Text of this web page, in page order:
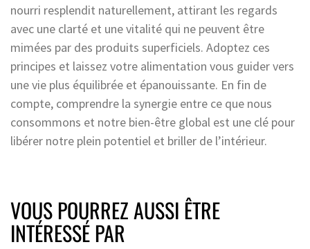
nourri resplendit naturellement, attirant les regards
avec une clarté et une vitalité qui ne peuvent être
mimées par des produits superficiels. Adoptez ces
principes et laissez votre alimentation vous guider vers
une vie plus équilibrée et épanouissante. En fin de
compte, comprendre la synergie entre ce que nous
consommons et notre bien-être global est une clé pour
libérer notre plein potentiel et briller de l’intérieur.
VOUS POURREZ AUSSI ÊTRE
INTÉRESSÉ PAR